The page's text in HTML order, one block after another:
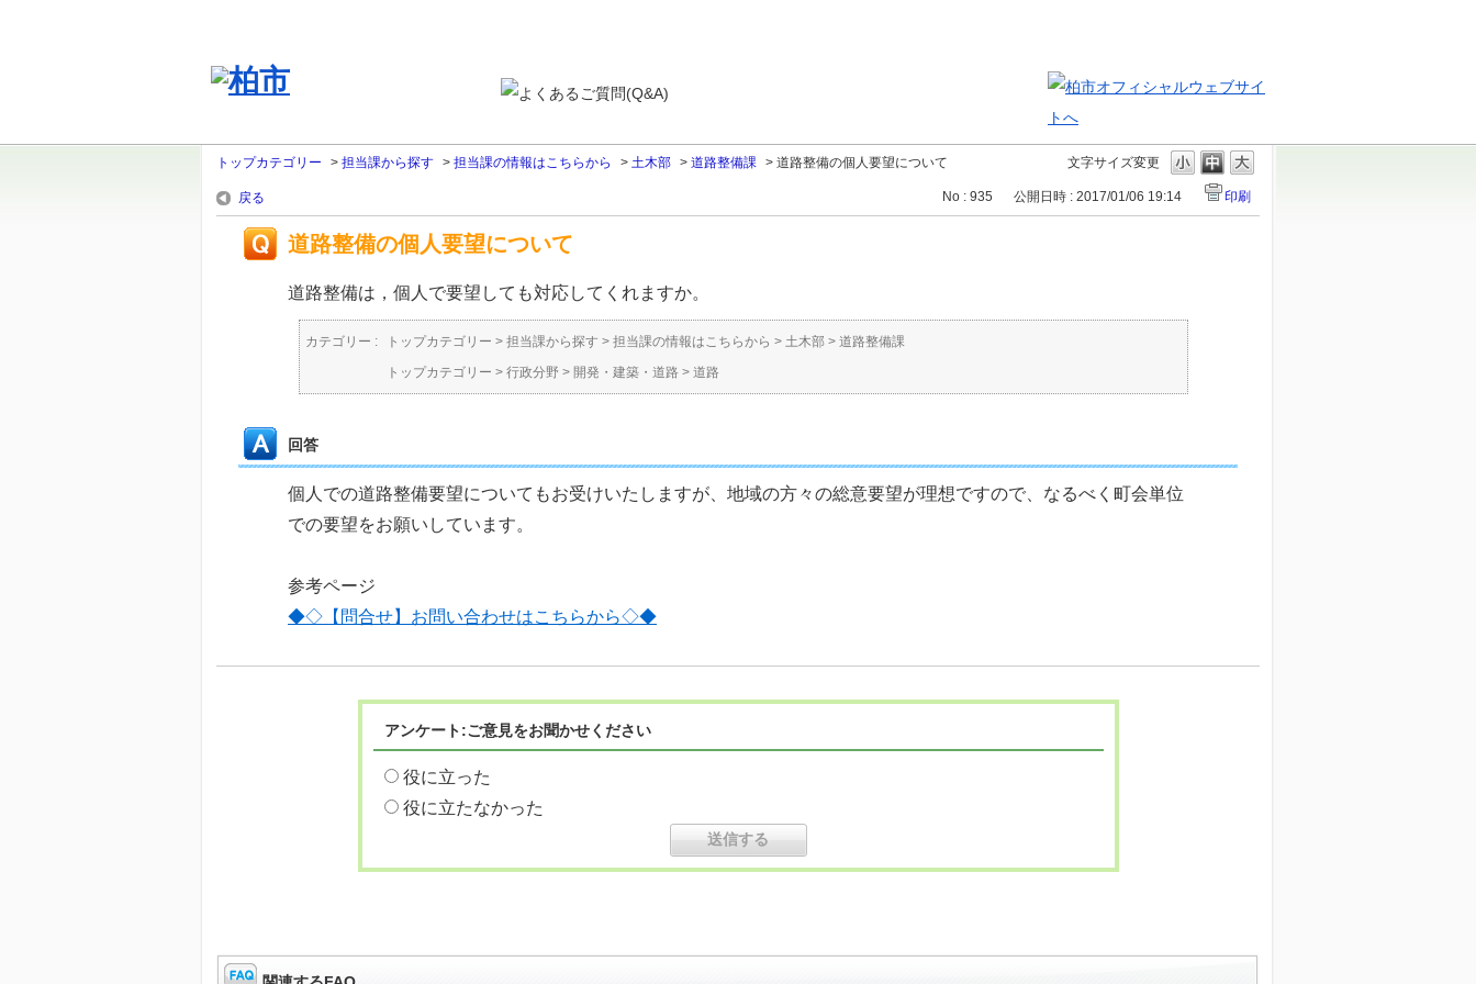
文字サイズ変更
トップカテゴリー > 担当課から探す > 担当課の情報はこちらから > 土木部 > 道路整備課 > 道路整備の個人要望について
戻る No : 935 公開日時 : 2017/01/06 19:14 印刷
道路整備の個人要望について
道路整備は，個人で要望しても対応してくれますか。
カテゴリー : トップカテゴリー > 担当課から探す > 担当課の情報はこちらから > 土木部 > 道路整備課
トップカテゴリー > 行政分野 > 開発・建築・道路 > 道路
回答
個人での道路整備要望についてもお受けいたしますが、地域の方々の総意要望が理想ですので、なるべく町会単位
での要望をお願いしています。
参考ページ
◆◇【問合せ】お問い合わせはこちらから◇◆
アンケート:ご意見をお聞かせください
役に立った
役に立たなかった